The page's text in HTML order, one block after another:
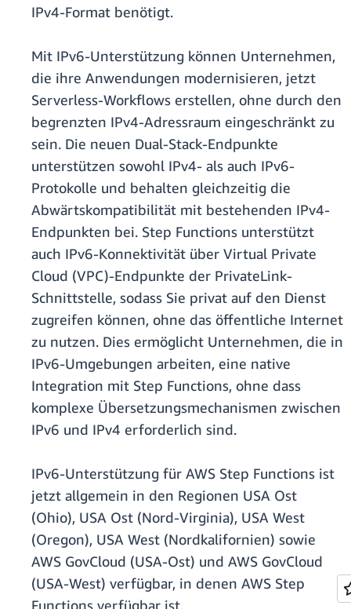
IPv4-Format benötigt.
Mit IPv6-Unterstützung können Unternehmen,
die ihre Anwendungen modernisieren, jetzt
Serverless-Workflows erstellen, ohne durch den
begrenzten IPv4-Adressraum eingeschränkt zu
sein. Die neuen Dual-Stack-Endpunkte
unterstützen sowohl IPv4- als auch IPv6-
Protokolle und behalten gleichzeitig die
Abwärtskompatibilität mit bestehenden IPv4-
Endpunkten bei. Step Functions unterstützt
auch IPv6-Konnektivität über Virtual Private
Cloud (VPC)-Endpunkte der PrivateLink-
Schnittstelle, sodass Sie privat auf den Dienst
zugreifen können, ohne das öffentliche Internet
zu nutzen. Dies ermöglicht Unternehmen, die in
IPv6-Umgebungen arbeiten, eine native
Integration mit Step Functions, ohne dass
komplexe Übersetzungsmechanismen zwischen
IPv6 und IPv4 erforderlich sind.
IPv6-Unterstützung für AWS Step Functions ist
jetzt allgemein in den Regionen USA Ost
(Ohio), USA Ost (Nord-Virginia), USA West
(Oregon), USA West (Nordkalifornien) sowie
AWS GovCloud (USA-Ost) und AWS GovCloud
(USA-West) verfügbar, in denen AWS Step
Functions verfügbar ist.